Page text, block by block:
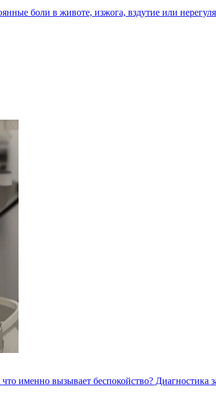
боли в животе, изжога, вздутие или
именно вызывает беспокойство? Диагностика